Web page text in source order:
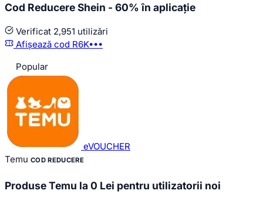
Cod Reducere Shein - 60% în aplicație
Verificat 2,951 utilizări
Afișează cod R6K•••
Popular
eVOUCHER
Temu COD REDUCERE
Produse Temu la 0 Lei pentru utilizatorii noi